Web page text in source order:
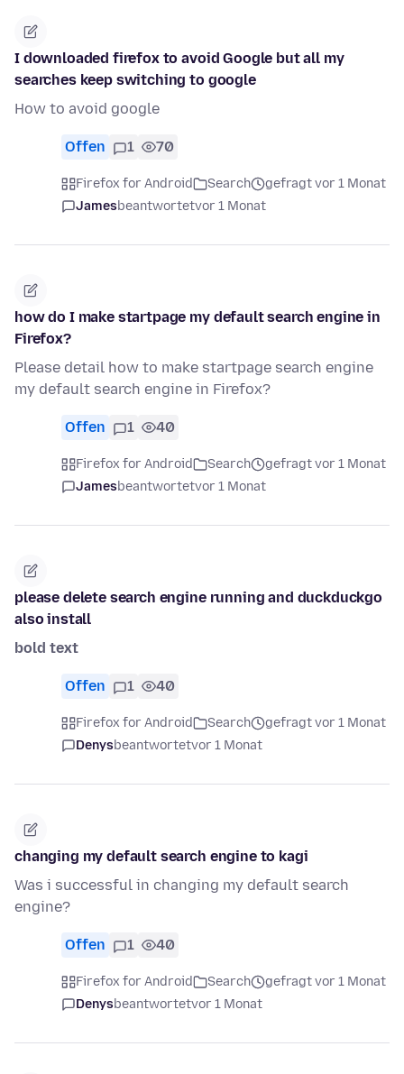
I downloaded firefox to avoid Google but all my
searches keep switching to google
How to avoid google
Offen 1 70
Firefox for Android Search
gefragt vor 1 Monat
Jamesbeantwortetvor 1 Monat
how do I make startpage my default search engine in
Firefox?
Please detail how to make startpage search engine
my default search engine in Firefox?
Offen 1 40
Firefox for Android Search
gefragt vor 1 Monat
Jamesbeantwortetvor 1 Monat
please delete search engine running and duckduckgo
also install
bold text
Offen 1 40
Firefox for Android Search
gefragt vor 1 Monat
Denysbeantwortetvor 1 Monat
changing my default search engine to kagi
Was i successful in changing my default search
engine?
Offen 1 40
Firefox for Android Search
gefragt vor 1 Monat
Denysbeantwortetvor 1 Monat